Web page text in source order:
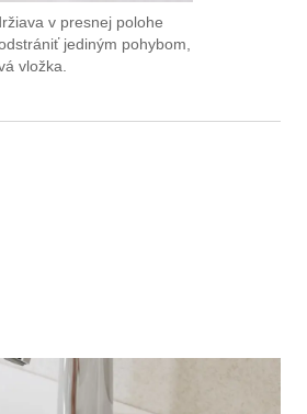
v presnej polohe
jediným pohybom,
vložka.